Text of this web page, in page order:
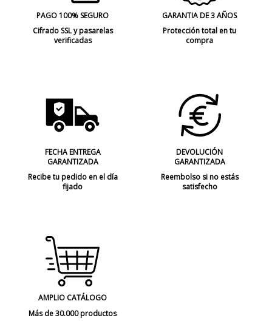
PAGO 100% SEGURO
Cifrado SSL y pasarelas
verificadas
GARANTIA DE 3 AÑOS
Protección total en tu
compra
FECHA ENTREGA
GARANTIZADA
Recibe tu pedido en el día
fijado
DEVOLUCIÓN
GARANTIZADA
Reembolso si no estás
satisfecho
AMPLIO CATÁLOGO
Más de 30.000 productos